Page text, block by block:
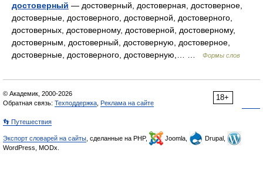
достоверный — достоверный, достоверная, достоверное,
достоверные, достоверного, достоверной, достоверного,
достоверных, достоверному, достоверной, достоверному,
достоверным, достоверный, достоверную, достоверное,
достоверные, достоверного, достоверную,… …
Формы слов
18+
© Академик, 2000-2026
Обратная связь: Техподдержка Реклама на сайте
👣 Путешествия
Экспорт словарей на сайты , сделанные на PHP, Joomla,
Drupal,
WordPress, MODx.